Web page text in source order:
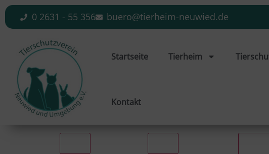
0 2631 - 55 356 buero@tierheim-neuwied.de
Startseite Tierheim
Kontakt